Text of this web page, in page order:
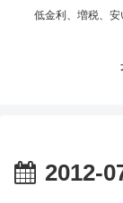
低金利、増税、
2012-